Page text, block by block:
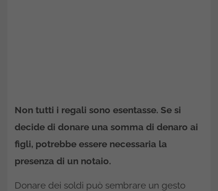
Non tutti i regali sono esentasse. Se si
decide di donare una somma di denaro ai
figli, potrebbe essere necessaria la
presenza di un notaio.
Donare dei soldi può sembrare un gesto